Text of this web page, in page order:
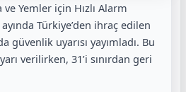
Yemler için Hızlı Alarm
Türkiye’den ihraç edilen
güvenlik uyarısı yayımladı. Bu
verilirken, 31’i sınırdan geri